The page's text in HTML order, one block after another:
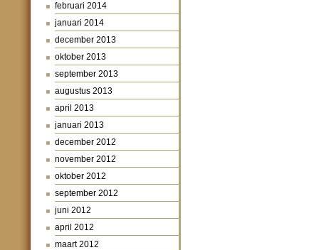
februari 2014
januari 2014
december 2013
oktober 2013
september 2013
augustus 2013
april 2013
januari 2013
december 2012
november 2012
oktober 2012
september 2012
juni 2012
april 2012
maart 2012